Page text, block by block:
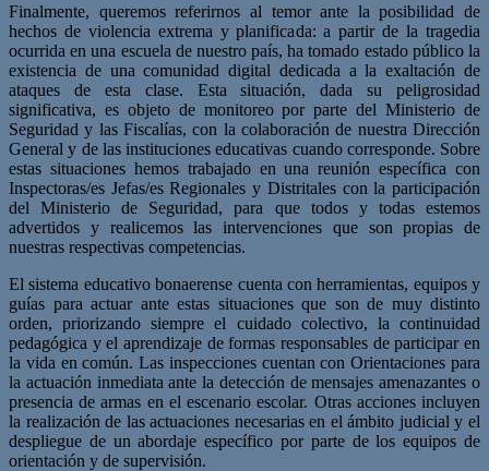
Finalmente, queremos referirnos al temor ante la posibilidad de
hechos de violencia extrema y planificada: a partir de la tragedia
ocurrida en una escuela de nuestro país, ha tomado estado público la
existencia de una comunidad digital dedicada a la exaltación de
ataques de esta clase. Esta situación, dada su peligrosidad
significativa, es objeto de monitoreo por parte del Ministerio de
Seguridad y las Fiscalías, con la colaboración de nuestra Dirección
General y de las instituciones educativas cuando corresponde. Sobre
estas situaciones hemos trabajado en una reunión específica con
Inspectoras/es Jefas/es Regionales y Distritales con la participación
del Ministerio de Seguridad, para que todos y todas estemos
advertidos y realicemos las intervenciones que son propias de
nuestras respectivas competencias.
El sistema educativo bonaerense cuenta con herramientas, equipos y
guías para actuar ante estas situaciones que son de muy distinto
orden, priorizando siempre el cuidado colectivo, la continuidad
pedagógica y el aprendizaje de formas responsables de participar en
la vida en común. Las inspecciones cuentan con Orientaciones para
la actuación inmediata ante la detección de mensajes amenazantes o
presencia de armas en el escenario escolar. Otras acciones incluyen
la realización de las actuaciones necesarias en el ámbito judicial y el
despliegue de un abordaje específico por parte de los equipos de
orientación y de supervisión.